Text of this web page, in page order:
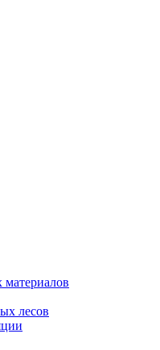
материалов
лесов